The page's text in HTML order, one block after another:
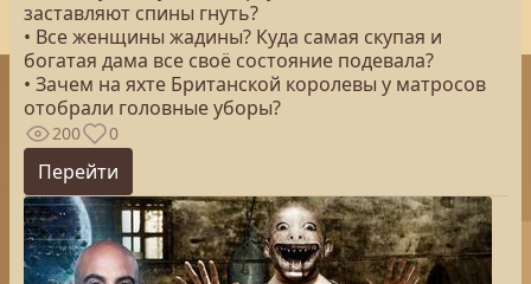
заставляют спины гнуть?
• Все женщины жадины? Куда самая скупая и
богатая дама все своё состояние подевала?
• Зачем на яхте Британской королевы у матросов
отобрали головные уборы?
200 0
Перейти